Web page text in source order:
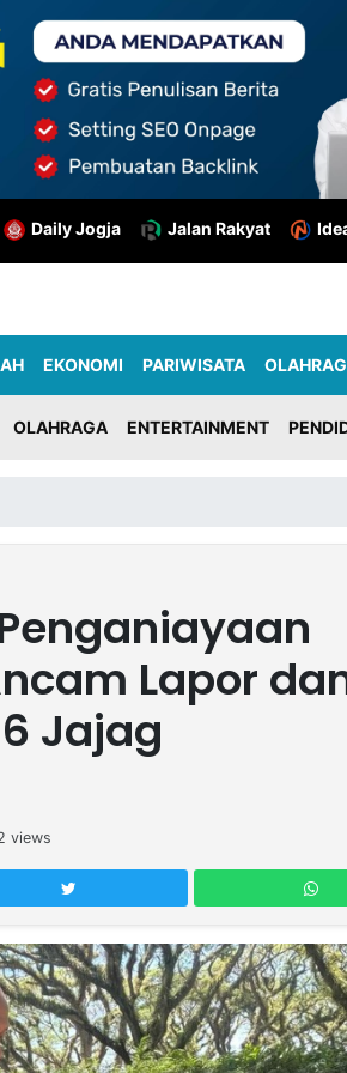
Daily Jogja Jalan Rakyat
EKONOMI PARIWISATA
OLAHRAGA ENTERTAINMENT
Lapor
Jajag
views